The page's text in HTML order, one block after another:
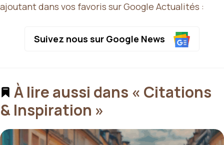
ajoutant dans vos favoris sur Google Actualités :
Suivez nous sur Google News
À lire aussi dans « Citations
& Inspiration »